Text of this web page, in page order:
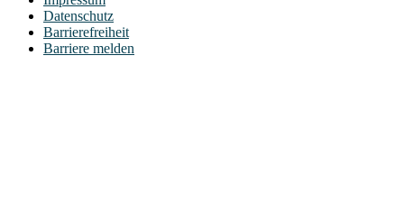
Datenschutz
Barrierefreiheit
Barriere melden